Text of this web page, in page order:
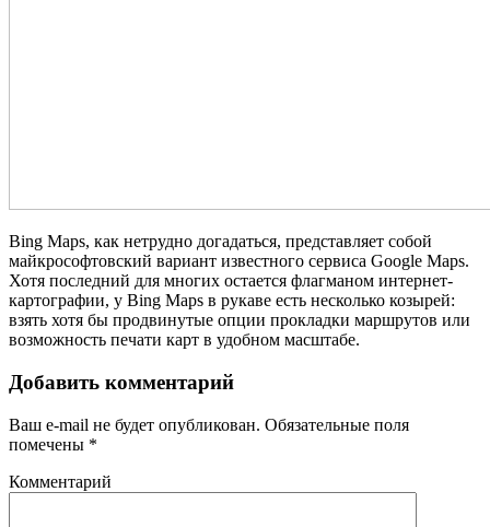
Bing Maps, как нетрудно догадаться, представляет собой
майкрософтовский вариант известного сервиса Google Maps.
Хотя последний для многих остается флагманом интернет‐
картографии, у Bing Maps в рукаве есть несколько козырей:
взять хотя бы продвинутые опции прокладки маршрутов или
возможность печати карт в удобном масштабе.
Добавить комментарий
Ваш e-mail не будет опубликован. Обязательные поля
помечены *
Комментарий